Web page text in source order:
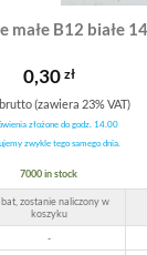
małe B12 białe
0,30 zł
(zawiera 23% VAT)
złożone do godz. 14.00
zwykle tego samego dnia.
7000 in stock
zostanie naliczony w
koszyku
-